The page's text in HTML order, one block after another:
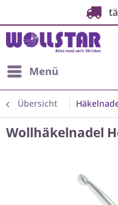
Menü
Übersicht
Wollhäkelnadel